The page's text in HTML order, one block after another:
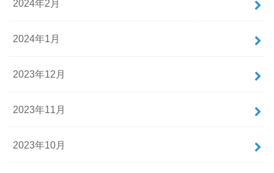
2024年2月
2024年1月
2023年12月
2023年11月
2023年10月